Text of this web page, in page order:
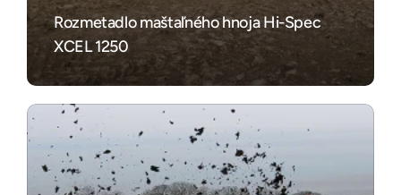
Rozmetadlo maštaľného hnoja Hi-Spec
XCEL 1250